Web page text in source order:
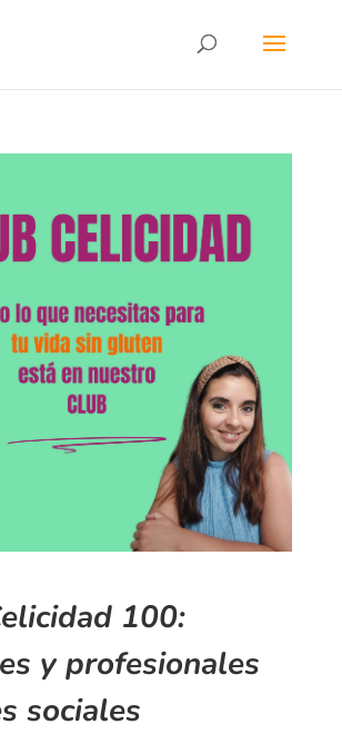
100:
y profesionales
sociales